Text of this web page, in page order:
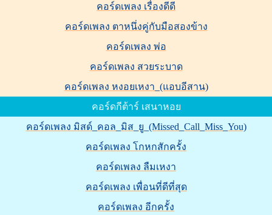
คอร์ดเพลง เรื่องดีดี
คอร์ดเพลง ตาหนึ่งคู่กับมือสองข้าง
คอร์ดเพลง พ่อ
คอร์ดเพลง สวยระบาด
คอร์ดเพลง หงอยเหงา_(แอบอีสาน)
คอร์ดกีต้าร์ เสนาหอย
คอร์ดเพลง มิสด์_คอล_มิส_ยู_(Missed_Call_Miss_You)
คอร์ดเพลง โกหกสักครั้ง
คอร์ดเพลง ลืมเหงา
คอร์ดเพลง เพื่อนที่ดีที่สุด
คอร์ดเพลง อีกครั้ง